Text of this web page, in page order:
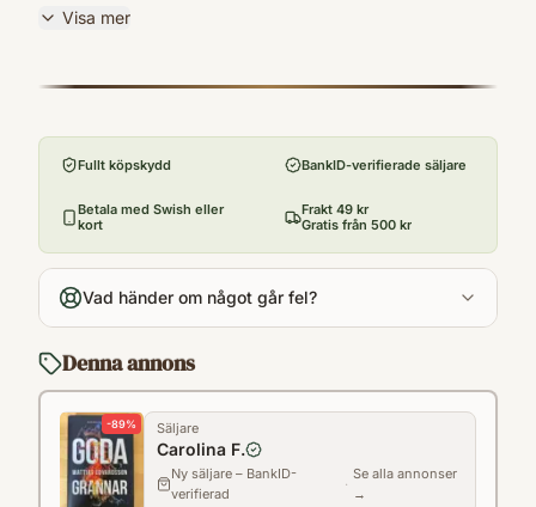
en känsla av obehag smygande. När Bianca
röra sig om en tragisk olycka. Medan hon
tvivlet bland polisen och i kvarteret. Micke
när den enda utvägen tycks vara att ta lagen
i egna händer?”Goda grannar” är en
psykologisk spänningsroman om den
hårfina gränsen mellan rätt och fel, och om
faran med att komma sina grannar alltför
nära.
Visa mer
9789137154862
Bokförlaget Forum
Utgivningsår
2020
Antal sidor
356
Språk
Kategori
FHX
Format
Inbunden
Fullt köpskydd BankID-verifierade säljare
Betala med Swish eller
kort
Frakt 49 kr
Gratis från 500 kr
Vad händer om något går fel?
Denna annons
-89% Säljare
Carolina F.
Ny säljare – BankID-
verifierad
·
Se alla annonser
→